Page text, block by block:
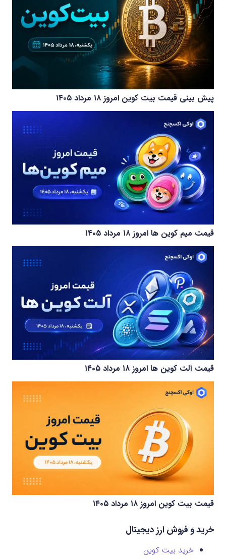
پیش بینی قیمت بیت کوین امروز ۱۸ مرداد ۱۴۰۵
قیمت میم کوین‌ ها امروز ۱۸ مرداد ۱۴۰۵
قیمت آلت کوین ها امروز ۱۸ مرداد ۱۴۰۵
قیمت بیت کوین امروز ۱۸ مرداد ۱۴۰۵
خرید و فروش ارز دیجیتال
خرید بیت کوین